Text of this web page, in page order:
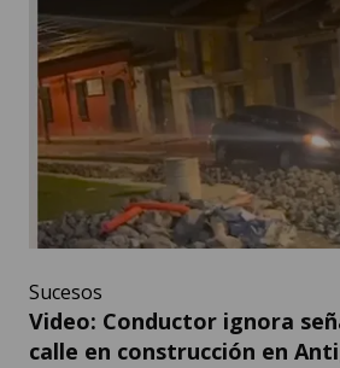
Sucesos
Video: Conductor ignora
calle en construcción en